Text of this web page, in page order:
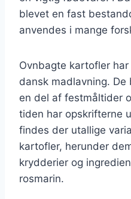
blevet en fast
anvendes i mange
Ovnbagte kartofler
dansk madlavning.
en del af festmåltider
tiden har opskrifterne
findes der utallige
kartofler, herunder
krydderier og
rosmarin.